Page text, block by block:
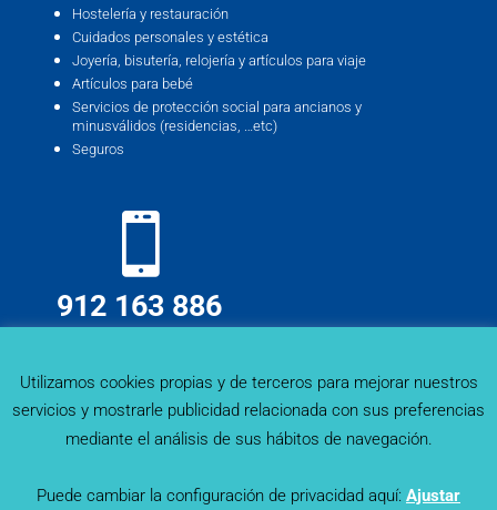
Hostelería y restauración
Cuidados personales y estética
Joyería, bisutería, relojería y artículos para viaje
Artículos para bebé
Servicios de protección social para ancianos y
minusválidos (residencias, …etc)
Seguros
912 163 886
Utilizamos cookies propias y de terceros para mejorar nuestros
servicios y mostrarle publicidad relacionada con sus preferencias
mediante el análisis de sus hábitos de navegación.
Puede cambiar la configuración de privacidad aquí: Ajustar